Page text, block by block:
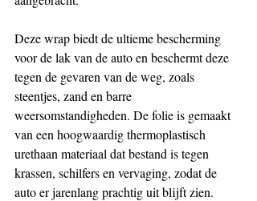
Deze wrap biedt de ultieme bescherming
voor de lak van de auto en beschermt deze
tegen de gevaren van de weg, zoals
steentjes, zand en barre
weersomstandigheden. De folie is gemaakt
van een hoogwaardig thermoplastisch
urethaan materiaal dat bestand is tegen
krassen, schilfers en vervaging, zodat de
auto er jarenlang prachtig uit blijft zien.